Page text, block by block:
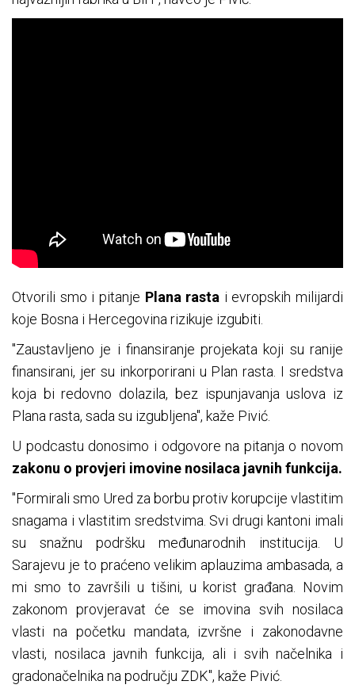
Otvorili smo i pitanje Plana rasta i evropskih milijardi
koje Bosna i Hercegovina rizikuje izgubiti.
"Zaustavljeno je i finansiranje projekata koji su ranije
finansirani, jer su inkorporirani u Plan rasta. I sredstva
koja bi redovno dolazila, bez ispunjavanja uslova iz
Plana rasta, sada su izgubljena", kaže Pivić.
U podcastu donosimo i odgovore na pitanja o novom
zakonu o provjeri imovine nosilaca javnih funkcija.
"Formirali smo Ured za borbu protiv korupcije vlastitim
snagama i vlastitim sredstvima. Svi drugi kantoni imali
su snažnu podršku međunarodnih institucija. U
Sarajevu je to praćeno velikim aplauzima ambasada, a
mi smo to završili u tišini, u korist građana. Novim
zakonom provjeravat će se imovina svih nosilaca
vlasti na početku mandata, izvršne i zakonodavne
vlasti, nosilaca javnih funkcija, ali i svih načelnika i
gradonačelnika na području ZDK", kaže Pivić.